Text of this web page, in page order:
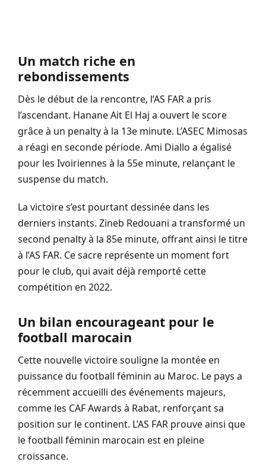
Un match riche en
rebondissements
Dès le début de la rencontre, l’AS FAR a pris
l’ascendant. Hanane Ait El Haj a ouvert le score
grâce à un penalty à la 13e minute. L’ASEC Mimosas
a réagi en seconde période. Ami Diallo a égalisé
pour les Ivoiriennes à la 55e minute, relançant le
suspense du match.
La victoire s’est pourtant dessinée dans les
derniers instants. Zineb Redouani a transformé un
second penalty à la 85e minute, offrant ainsi le titre
à l’AS FAR. Ce sacre représente un moment fort
pour le club, qui avait déjà remporté cette
compétition en 2022.
Un bilan encourageant pour le
football marocain
Cette nouvelle victoire souligne la montée en
puissance du football féminin au Maroc. Le pays a
récemment accueilli des événements majeurs,
comme les CAF Awards à Rabat, renforçant sa
position sur le continent. L’AS FAR prouve ainsi que
le football féminin marocain est en pleine
croissance.